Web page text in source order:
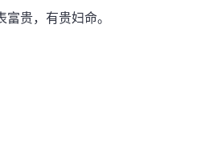
贵，有贵妇命。